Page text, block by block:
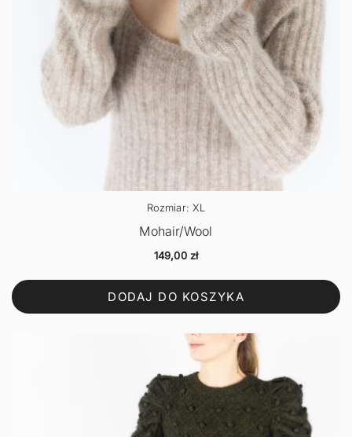
Rozmiar: XL
Mohair/Wool
149,00 zł
DODAJ DO KOSZYKA